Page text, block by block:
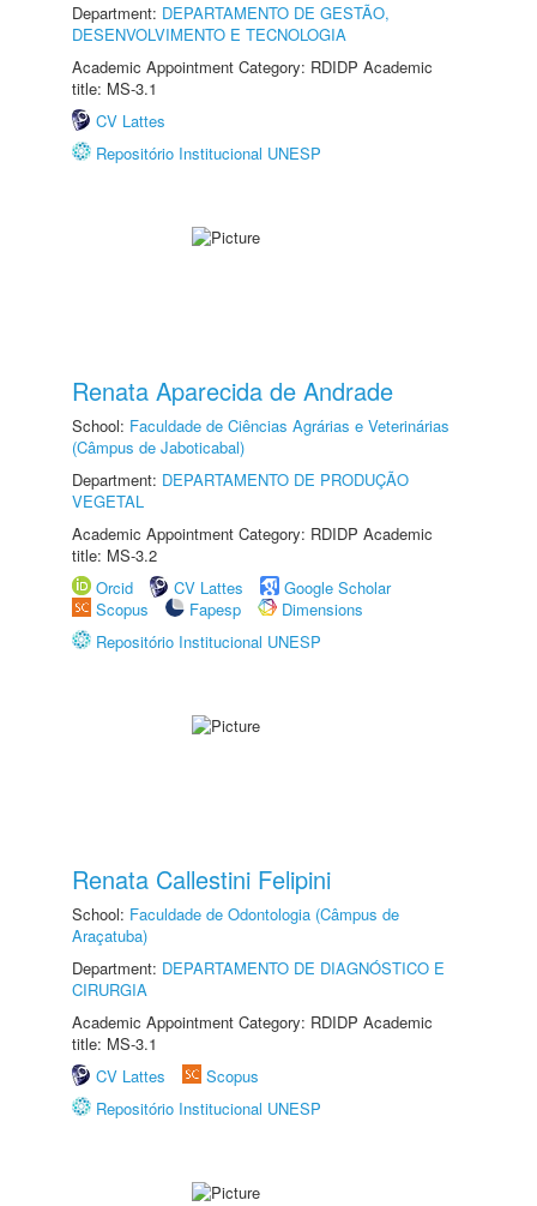
Department: DEPARTAMENTO DE GESTÃO,
DESENVOLVIMENTO E TECNOLOGIA
Academic Appointment Category: RDIDP Academic
title: MS-3.1
CV Lattes
Repositório Institucional UNESP
Renata Aparecida de Andrade
School: Faculdade de Ciências Agrárias e Veterinárias
(Câmpus de Jaboticabal)
Department: DEPARTAMENTO DE PRODUÇÃO
VEGETAL
Academic Appointment Category: RDIDP Academic
title: MS-3.2
Orcid
CV Lattes
Google Scholar
Scopus
Fapesp
Dimensions
Repositório Institucional UNESP
Renata Callestini Felipini
School: Faculdade de Odontologia (Câmpus de
Araçatuba)
Department: DEPARTAMENTO DE DIAGNÓSTICO E
CIRURGIA
Academic Appointment Category: RDIDP Academic
title: MS-3.1
CV Lattes
Scopus
Repositório Institucional UNESP